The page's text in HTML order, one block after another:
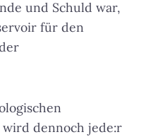
und Schuld war,
für den
dennoch jede:r